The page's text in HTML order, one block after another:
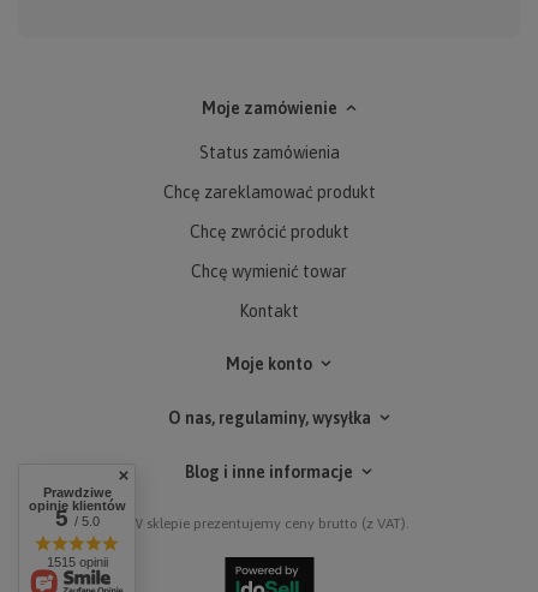
Moje zamówienie
Status zamówienia
Chcę zareklamować produkt
Chcę zwrócić produkt
Chcę wymienić towar
Kontakt
Moje konto
O nas, regulaminy, wysyłka
Blog i inne informacje
W sklepie prezentujemy ceny brutto (z VAT).
Prawdziwe
opinie klientów
5/ 5.0
1515 opinii